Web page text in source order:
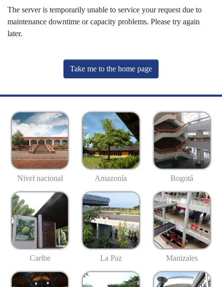
The server is temporarily unable to service your request due to
maintenance downtime or capacity problems. Please try again
later.
Take me to the home page
Nivel nacional Amazonía Bogotá
Caribe La Paz Manizales